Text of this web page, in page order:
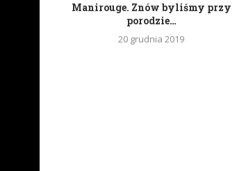
Manirouge. Znów byliśmy przy
porodzie…
20 grudnia 2019